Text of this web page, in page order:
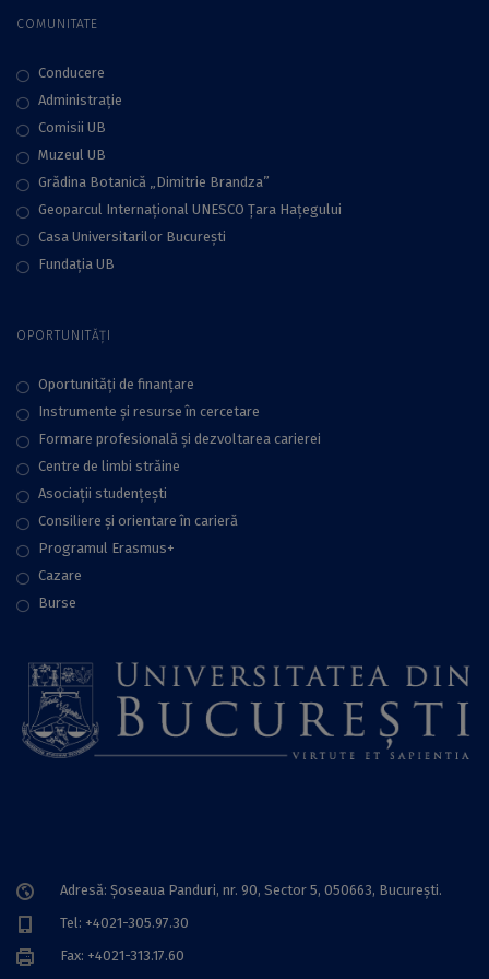
COMUNITATE
Conducere
Administraţie
Comisii UB
Muzeul UB
Grădina Botanică „Dimitrie Brandza”
Geoparcul Internațional UNESCO Țara Hațegului
Casa Universitarilor București
Fundaţia UB
OPORTUNITĂȚI
Oportunități de finanțare
Instrumente și resurse în cercetare
Formare profesională și dezvoltarea carierei
Centre de limbi străine
Asociații studențești
Consiliere şi orientare în carieră
Programul Erasmus+
Cazare
Burse
Adresă: Șoseaua Panduri, nr. 90, Sector 5, 050663, Bucureşti.
Tel: +4021-305.97.30
Fax: +4021-313.17.60